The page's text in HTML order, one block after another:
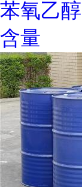
苯氧乙
含量